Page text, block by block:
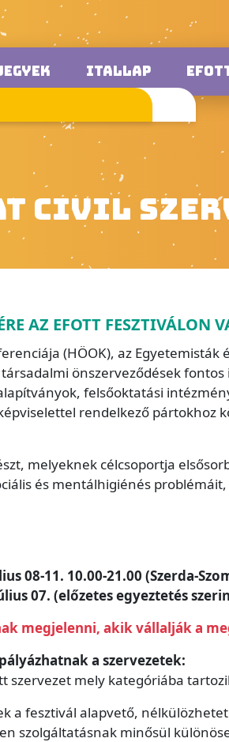
ITALLAP
CIVIL
AZ EFOTT FESZTIVÁLON
(HÖOK), az Egyetemisták
önszerveződések
felsőoktatási
rendelkező pártokhoz
melyeknek célcsoportja
és mentálhigiénés
08-11. 10.00-21.00 (Szerda-
07. (előzetes egyeztetés
megjelenni, akik vállalják a
a szervezetek:
szervezet mely kategóriába
a fesztivál alapvető,
szolgáltatásnak minősül